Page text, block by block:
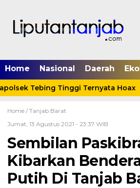
Home Nasional Daerah
Tebing Tinggi Ternyata Hoax
Home / Tanjab Barat
Jumat, 13 Agustus 2021 - 23:37 WIB
Sembilan
Kibarkan
Putih Di Tanjab